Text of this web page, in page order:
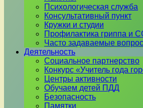
Психологическая служба
Консультативный пункт
Кружки и студии
Профилактика гриппа и
Часто задаваемые
Деятельность
Социальное партнерство
Конкурс «Учитель года
Центры активности
Обучаем детей ПДД
Безопасность
Памятки